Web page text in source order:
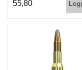
55,80